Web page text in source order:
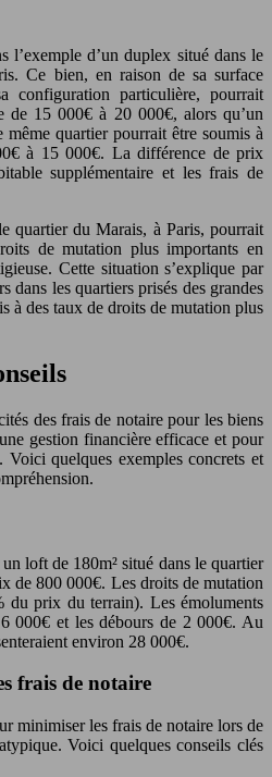
l’exemple d’un duplex situé dans le
Ce bien, en raison de sa surface
configuration particulière, pourrait
de 15 000€ à 20 000€, alors qu’un
même quartier pourrait être soumis à
à 15 000€. La différence de prix
supplémentaire et les frais de
quartier du Marais, à Paris, pourrait
de mutation plus importants en
Cette situation s’explique par
dans les quartiers prisés des grandes
à des taux de droits de mutation plus
des frais de notaire pour les biens
gestion financière efficace et pour
Voici quelques exemples concrets et
loft de 180m² situé dans le quartier
de 800 000€. Les droits de mutation
du prix du terrain). Les émoluments
000€ et les débours de 2 000€. Au
environ 28 000€.
frais de notaire
minimiser les frais de notaire lors de
Voici quelques conseils clés